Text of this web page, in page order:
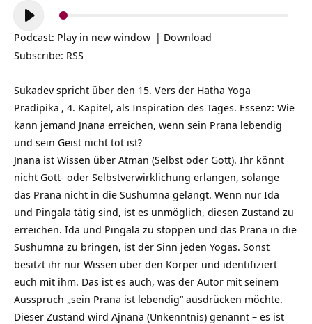
Audio-
Player
Podcast: Play in new window | Download
Subscribe: RSS
Sukadev spricht über den 15. Vers der Hatha Yoga
Pradipika , 4. Kapitel, als Inspiration des Tages. Essenz: Wie
kann jemand Jnana erreichen, wenn sein Prana lebendig
und sein Geist nicht tot ist?
Jnana ist Wissen über Atman (Selbst oder Gott). Ihr könnt
nicht Gott- oder Selbstverwirklichung erlangen, solange
das Prana nicht in die Sushumna gelangt. Wenn nur Ida
und Pingala tätig sind, ist es unmöglich, diesen Zustand zu
erreichen. Ida und Pingala zu stoppen und das Prana in die
Sushumna zu bringen, ist der Sinn jeden Yogas. Sonst
besitzt ihr nur Wissen über den Körper und identifiziert
euch mit ihm. Das ist es auch, was der Autor mit seinem
Ausspruch „sein Prana ist lebendig“ ausdrücken möchte.
Dieser Zustand wird Ajnana (Unkenntnis) genannt – es ist